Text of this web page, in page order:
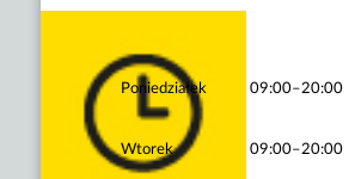
Poniedziałek 09:00–20:00
Wtorek 09:00–20:00